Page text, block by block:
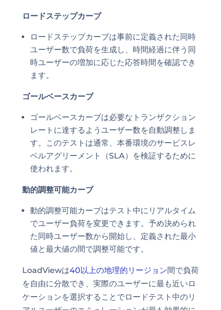
ロードステップカーブ
ロードステップカーブは事前に定義された同時
ユーザー数で負荷を生成し、時間経過に伴う同
時ユーザーの増加に応じた応答時間を確認でき
ます。
ゴールベースカーブ
ゴールベースカーブは必要なトランザクション
レートに達するようユーザー数を自動調整しま
す。このテストは通常、本番環境のサービスレ
ベルアグリーメント（SLA）を検証するために
使われます。
動的調整可能カーブ
動的調整可能カーブはテスト中にリアルタイム
でユーザー負荷を変更できます。予め決められ
た同時ユーザー数から開始し、定義された最小
値と最大値の間で調整可能です。
LoadViewは40以上の地理的リージョン間で負荷
を自由に分散でき、実際のユーザーに最も近いロ
ケーションを選択することでロードテスト中のリ